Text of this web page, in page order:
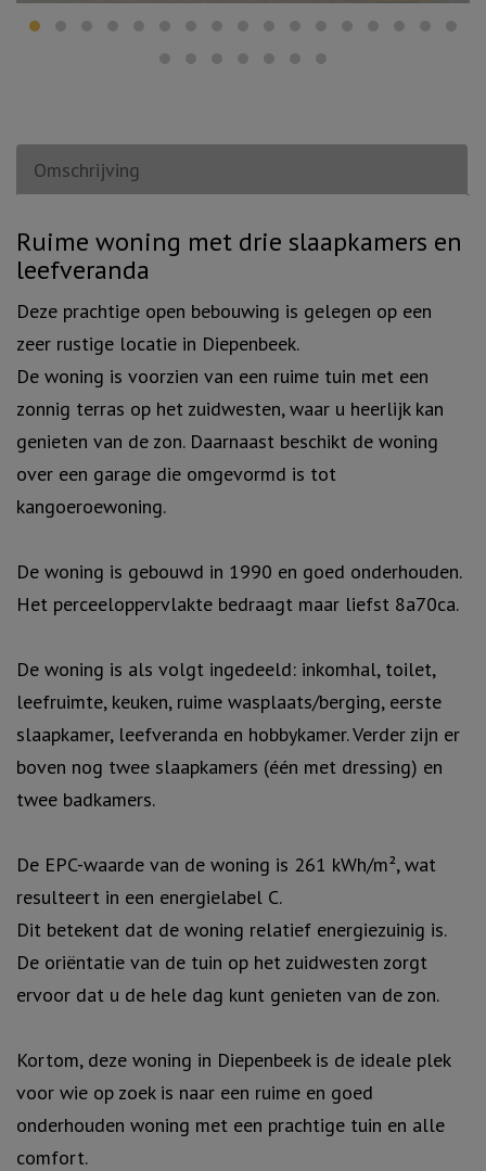
Omschrijving
Omschrijving
Ruime woning met drie slaapkamers en
leefveranda
Deze prachtige open bebouwing is gelegen op een
zeer rustige locatie in Diepenbeek.
De woning is voorzien van een ruime tuin met een
zonnig terras op het zuidwesten, waar u heerlijk kan
genieten van de zon. Daarnaast beschikt de woning
over een garage die omgevormd is tot
kangoeroewoning.
De woning is gebouwd in 1990 en goed onderhouden.
Het perceeloppervlakte bedraagt maar liefst 8a70ca.
De woning is als volgt ingedeeld: inkomhal, toilet,
leefruimte, keuken, ruime wasplaats/berging, eerste
slaapkamer, leefveranda en hobbykamer. Verder zijn er
boven nog twee slaapkamers (één met dressing) en
twee badkamers.
De EPC-waarde van de woning is 261 kWh/m², wat
resulteert in een energielabel C.
Dit betekent dat de woning relatief energiezuinig is.
De oriëntatie van de tuin op het zuidwesten zorgt
ervoor dat u de hele dag kunt genieten van de zon.
Kortom, deze woning in Diepenbeek is de ideale plek
voor wie op zoek is naar een ruime en goed
onderhouden woning met een prachtige tuin en alle
comfort.